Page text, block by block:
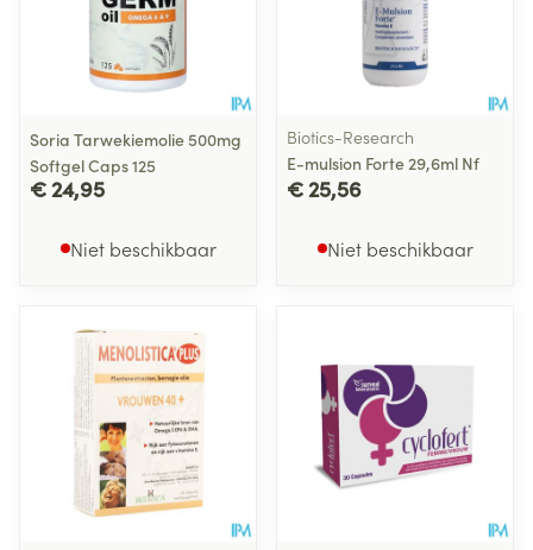
Soria Tarwekiemolie 500mg
Softgel Caps 125
€ 24,95
Niet beschikbaar
Biotics-Research
E-mulsion Forte 29,6ml Nf
€ 25,56
Niet beschikbaar